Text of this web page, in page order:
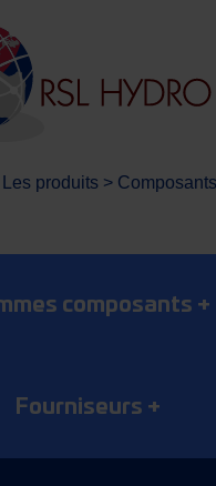
Les produits >
composants +
Fourniseurs +